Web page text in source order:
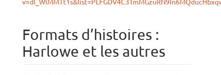
Formats d’histoires :
Harlowe et les autres